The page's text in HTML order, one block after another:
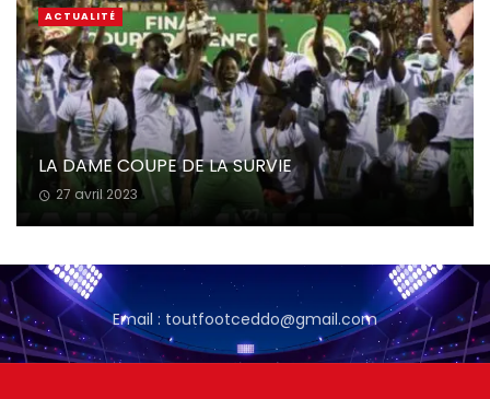
LA DAME COUPE DE LA SURVIE
27 avril 2023
ACTUALITÉ
Email : toutfootceddo@gmail.com